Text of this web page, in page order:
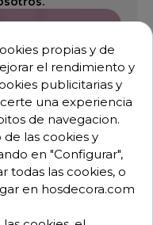
propias y de
el rendimiento y
publicitarias y
una experiencia
de navegacion.
las cookies y
en "Configurar",
todas las cookies, o
en hosdecora.com